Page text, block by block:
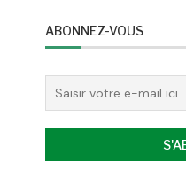
ABONNEZ-VOUS